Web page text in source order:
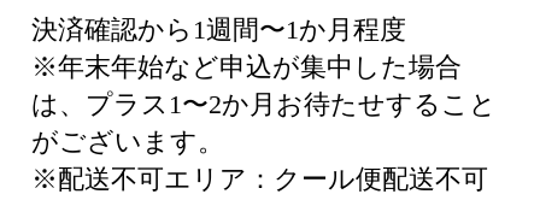
決済確認から1週間〜1か月程度
※年末年始など申込が集中した場合
は、プラス1〜2か月お待たせすること
がございます。
※配送不可エリア：クール便配送不可